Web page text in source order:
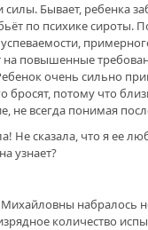
Бывает, ребенка
по психике сироты.
на повышенные
очень сильно
бросят, потому что
не всегда понимая
Не сказала, что я ее
узнает?
набралось
количество